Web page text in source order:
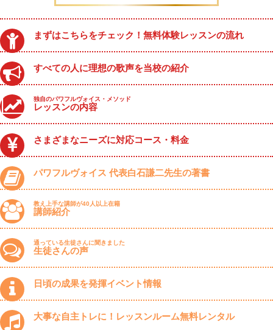
まずはこちらをチェック！無料体験レッスンの流れ
すべての人に理想の歌声を当校の紹介
独自のパワフルヴォイス・メソッド
レッスンの内容
さまざまなニーズに対応コース・料金
パワフルヴォイス 代表白石謙二先生の著書
教え上手な講師が40人以上在籍
講師紹介
通っている生徒さんに聞きました
生徒さんの声
日頃の成果を発揮イベント情報
大事な自主トレに！レッスンルーム無料レンタル